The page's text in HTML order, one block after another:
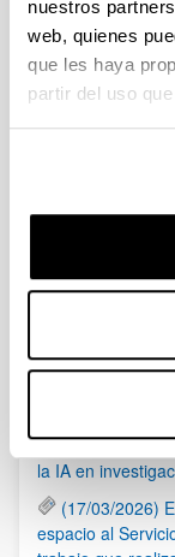
nuestros
web, quienes
que les haya
partir del uso
Premios
Programa
Plazo de
1 ...
Noticias
RSS
(21/05/2026)
(SGIker)
la IA en
(17/03/2026)
espacio al